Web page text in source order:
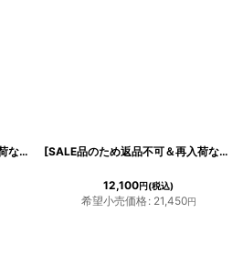
[SALE品のため返品不可＆再入荷なしの現品限り][韓国製][rinfarre]ノースリーブ・無地・シンプル・ウエストカット・セパレート風・マーメイド・ミディアムドレス・ワンピース[山崎みどり・黒木麗奈着用] mylugr [SALE品のため返品不可＆再入荷なしの現品限り][韓国製][rinfarre]キャミソール・グリーン・ノースリーブ・シンプル・マーメイド・ミディアムドレス・ワンピース[山崎みどり着用]
12,100円(税込)
希望小売価格: 21,450円